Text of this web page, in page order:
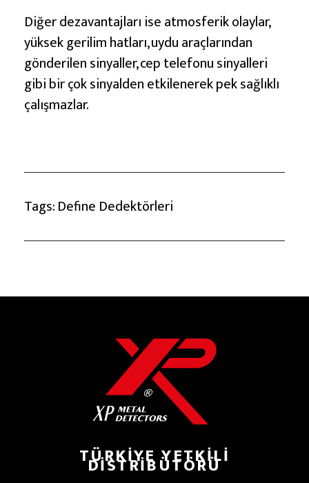
Diğer dezavantajları ise atmosferik olaylar,
yüksek gerilim hatları, uydu araçlarından
gönderilen sinyaller, cep telefonu sinyalleri
gibi bir çok sinyalden etkilenerek pek sağlıklı
çalışmazlar.
Tags:Define Dedektörleri
TÜRKIYE YETKILI
DISTRIBÜTÖRÜ